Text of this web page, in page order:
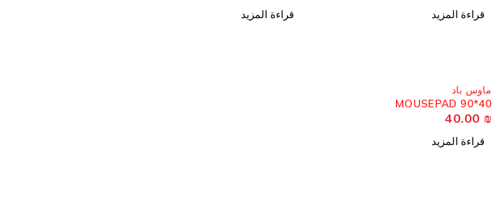
قراءة المزيد قراءة المزيد
ماوس باد
MOUSEPAD 90*40
40.00 ₪
قراءة المزيد